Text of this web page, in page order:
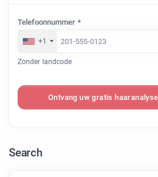
Telefoonnummer *
+1
Zonder landcode
Ontvang uw gratis haaranalyse
Search